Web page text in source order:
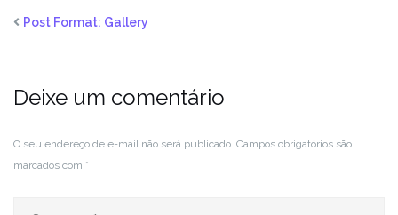
Post Format: Gallery
Deixe um comentário
O seu endereço de e-mail não será publicado. Campos obrigatórios são
marcados com *